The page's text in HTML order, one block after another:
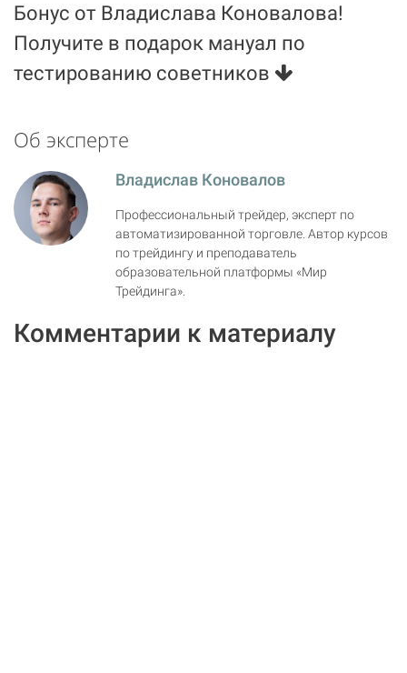
Бонус от Владислава Коновалова!
Получите в подарок мануал по
тестированию советников
Об эксперте
Владислав Коновалов
Профессиональный трейдер, эксперт по
автоматизированной торговле. Автор курсов
по трейдингу и преподаватель
образовательной платформы «Мир
Трейдинга».
Комментарии к материалу